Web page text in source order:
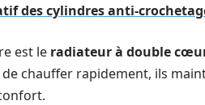
des cylindres anti-
est le radiateur à double
chauffer rapidement, ils